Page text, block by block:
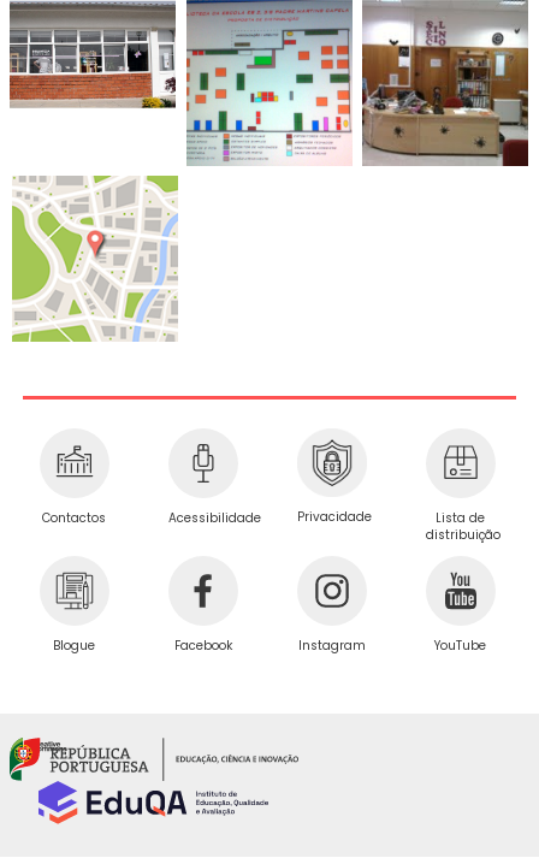
Contactos Acessibilidade Privacidade
Lista de
distribuição
Blogue Facebook Instagram YouTube